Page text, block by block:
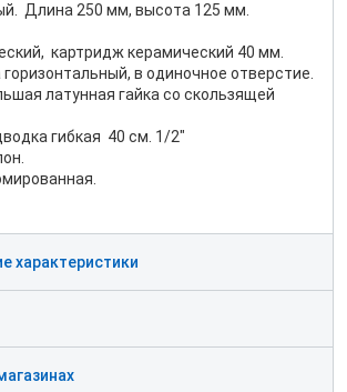
Длина 250 мм, высота 125 мм.
картридж керамический 40 мм.
в одиночное отверстие.
латунная гайка со скользящей
гибкая 40 см. 1/2"
характеристики